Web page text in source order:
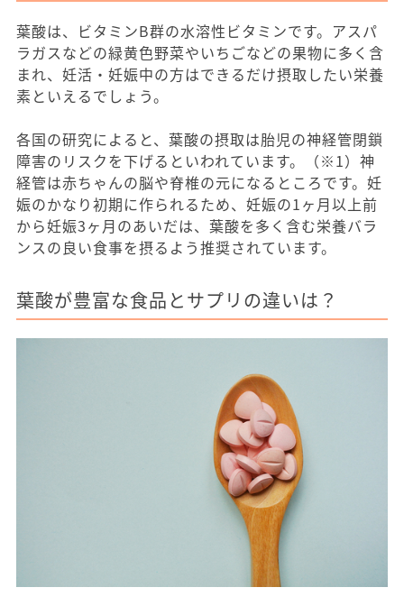
葉酸は、ビタミンB群の水溶性ビタミンです。アスパ
ラガスなどの緑黄色野菜やいちごなどの果物に多く含
まれ、妊活・妊娠中の方はできるだけ摂取したい栄養
素といえるでしょう。
各国の研究によると、葉酸の摂取は胎児の神経管閉鎖
障害のリスクを下げるといわれています。（※1）神
経管は赤ちゃんの脳や脊椎の元になるところです。妊
娠のかなり初期に作られるため、妊娠の1ヶ月以上前
から妊娠3ヶ月のあいだは、葉酸を多く含む栄養バラ
ンスの良い食事を摂るよう推奨されています。
葉酸が豊富な食品とサプリの違いは？